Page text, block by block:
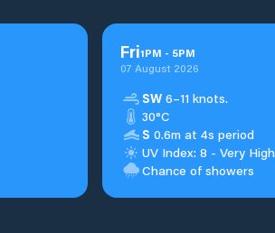
Fri1PM - 5PM
07 August 2026
SW 6–11 knots.
30°C
S 0.6m at 4s period
UV Index: 8 - Very High
Chance of showers